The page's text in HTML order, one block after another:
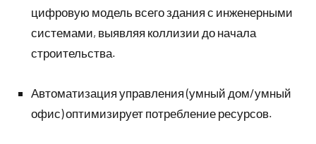
цифровую модель всего здания с инженерными
системами, выявляя коллизии до начала
строительства.
Автоматизация управления (умный дом/умный
офис) оптимизирует потребление ресурсов.